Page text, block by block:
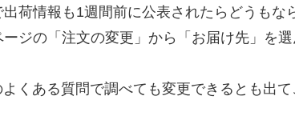
荷情報も1週間前に公表されたらどうもな
ジの「注文の変更」から「お届け先」を
くある質問で調べても変更できるとも出て